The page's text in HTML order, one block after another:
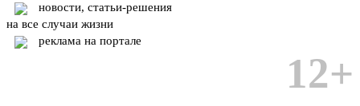
новости, статьи-решения
на все случаи жизни
реклама на портале
12+